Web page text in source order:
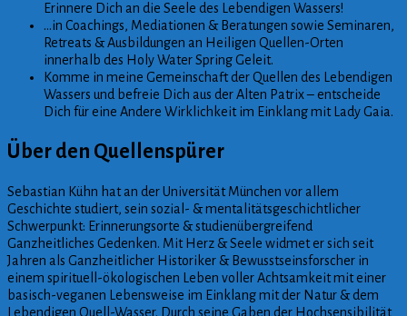
Erinnere Dich an die Seele des Lebendigen Wassers!
…in Coachings, Mediationen & Beratungen sowie Seminaren,
Retreats & Ausbildungen an Heiligen Quellen-Orten
innerhalb des Holy Water Spring Geleit.
Komme in meine Gemeinschaft der Quellen des Lebendigen
Wassers und befreie Dich aus der Alten Patrix – entscheide
Dich für eine Andere Wirklichkeit im Einklang mit Lady Gaia.
Über den Quellenspürer
Sebastian Kühn hat an der Universität München vor allem
Geschichte studiert, sein sozial- & mentalitätsgeschichtlicher
Schwerpunkt: Erinnerungsorte & studienübergreifend
Ganzheitliches Gedenken. Mit Herz & Seele widmet er sich seit
Jahren als Ganzheitlicher Historiker & Bewusstseinsforscher in
einem spirituell-ökologischen Leben voller Achtsamkeit mit einer
basisch-veganen Lebensweise im Einklang mit der Natur & dem
Lebendigen Quell-Wasser. Durch seine Gaben der Hochsensibilität